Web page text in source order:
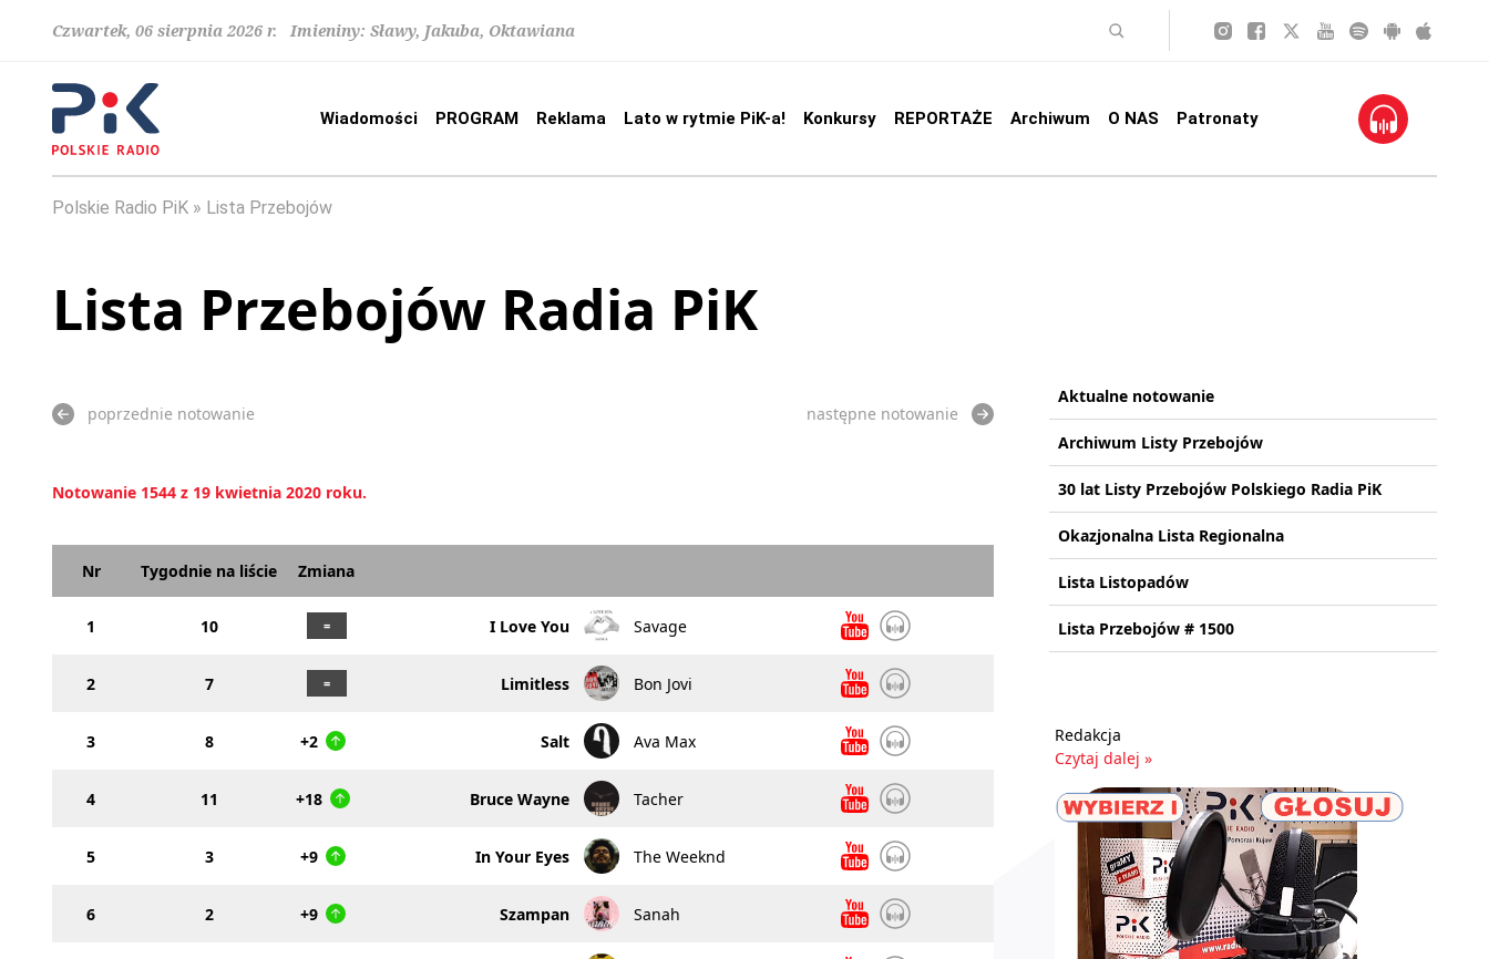
Czwartek, 06 sierpnia 2026 r. Imieniny: Sławy, Jakuba, Oktawiana
Wiadomości PROGRAM Reklama Lato w rytmie PiK-a! Konkursy REPORTAŻE Archiwum O NAS Patronaty
Polskie Radio PiK Lista Przebojów
Lista Przebojów Radia PiK
poprzednie notowanie następne notowanie
Notowanie 1544 z 19 kwietnia 2020 roku.
Nr Tygodnie na liście Zmiana
1 10 I Love You Savage
2 7 Limitless Bon Jovi
3 8 +2 Salt Ava Max
4 11 +18 Bruce Wayne Tacher
5 3 +9 In Your Eyes The Weeknd
6 2 +9 Szampan Sanah
Aktualne notowanie
Archiwum Listy Przebojów
30 lat Listy Przebojów Polskiego Radia PiK
Okazjonalna Lista Regionalna
Lista Listopadów
Lista Przebojów # 1500
Redakcja
Czytaj dalej »